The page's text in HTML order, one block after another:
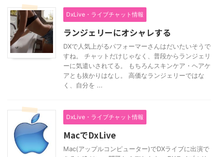
DxLive・ライブチャット情報
ランジェリーにオシャレする
DXで人気上がるパフォーマーさんはだいたいそうで
すね。 チャットだけじゃなく、普段からランジェリ
ーに気遣いされてる。 もちろんスキンケア・ヘアケ
アとも抜かりはなし。 高価なランジェリーではな
く、自分を ...
DxLive・ライブチャット情報
MacでDxLive
Mac(アップルコンピューター)でDXライブに出演で